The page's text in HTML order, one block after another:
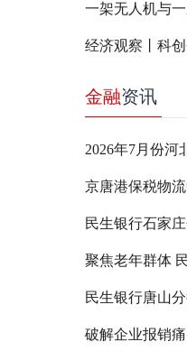
一架无人机与
经济观察丨科
金融资讯
2026年7月份河
民生银行石家
聚焦老年群体
民生银行唐山